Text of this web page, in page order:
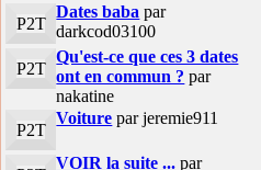
P2T
Dates baba par
darkcod03100
P2T
Qu'est-ce que ces 3 dates
ont en commun ? par
nakatine
P2T
Voiture par jeremie911
VOIR la suite ... par